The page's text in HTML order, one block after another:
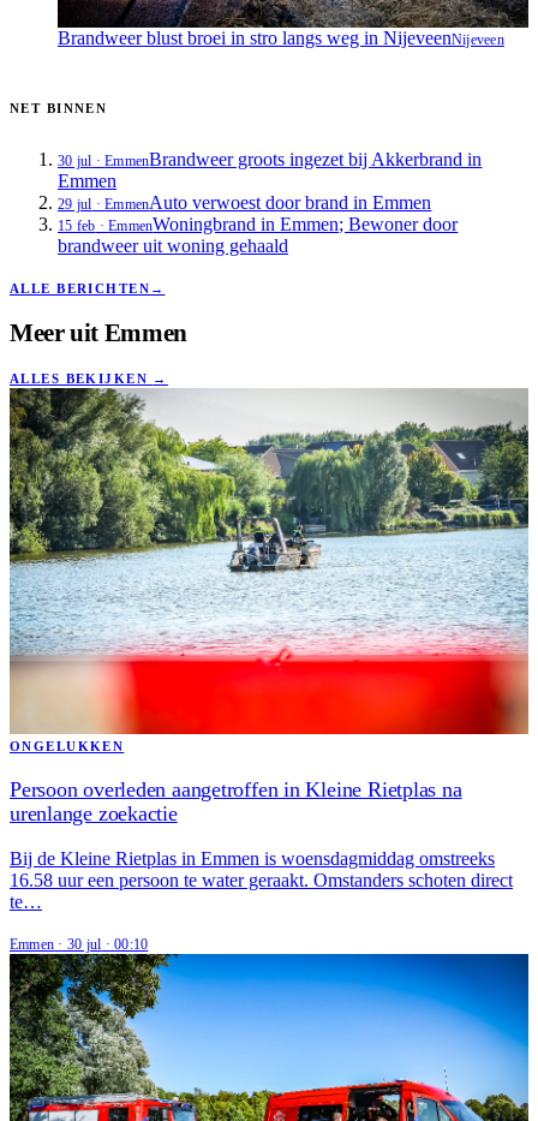
Brandweer blust broei in stro langs weg in NijeveenNijeveen
NET BINNEN
30 jul ·EmmenBrandweer groots ingezet bij Akkerbrand in
Emmen
29 jul ·EmmenAuto verwoest door brand in Emmen
15 feb ·EmmenWoningbrand in Emmen; Bewoner door
brandweer uit woning gehaald
ALLE BERICHTEN →
Meer uit Emmen
ALLES BEKIJKEN →
ONGELUKKEN
Persoon overleden aangetroffen in Kleine Rietplas na
urenlange zoekactie
Bij de Kleine Rietplas in Emmen is woensdagmiddag omstreeks
16.58 uur een persoon te water geraakt. Omstanders schoten direct
te…
Emmen · 30 jul · 00:10